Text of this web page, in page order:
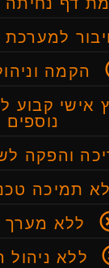
למערכת
הקמה
אישי קבוע
נוספים
והפקה
תמיכה
ללא מערך
ללא